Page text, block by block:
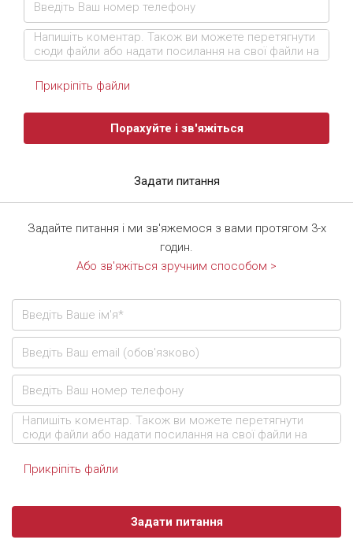
Прикріпіть файли
Порахуйте і зв'яжіться
Задати питання
Задайте питання і ми зв'яжемося з вами протягом 3-х
годин.
Або зв'яжіться зручним способом >
Прикріпіть файли
Задати питання